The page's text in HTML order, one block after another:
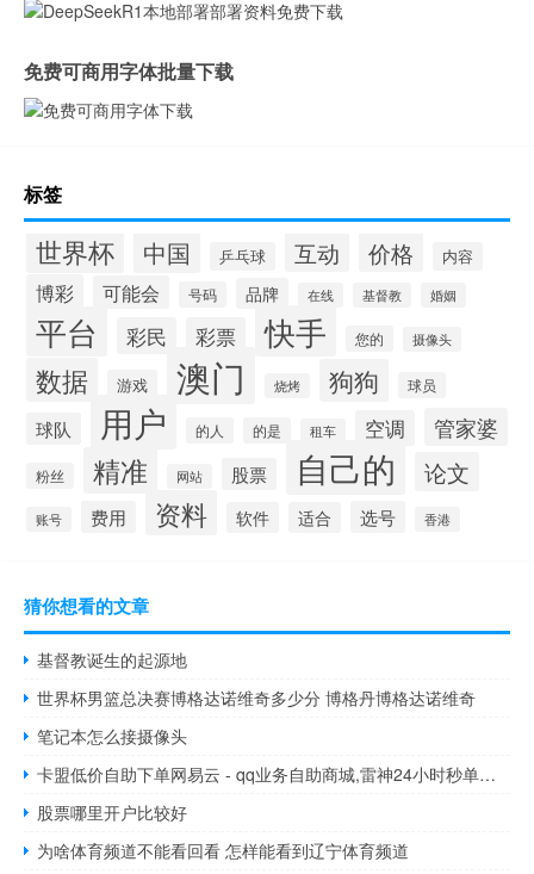
免费可商用字体批量下载
标签
世界杯 中国 乒乓球 互动 价格 内容
博彩 可能会 号码 品牌 在线 基督教 婚姻
平台 彩民 彩票 快手 您的 摄像头
数据 游戏 澳门 烧烤 狗狗 球员
球队 用户 的人 的是 租车 空调 管家婆
粉丝 精准 网站 股票 自己的 论文
账号 费用 资料 软件 适合 选号 香港
猜你想看的文章
基督教诞生的起源地
世界杯男篮总决赛博格达诺维奇多少分 博格丹博格达诺维奇
笔记本怎么接摄像头
卡盟低价自助下单网易云 - qq业务自助商城,雷神24小时秒单业务平台
股票哪里开户比较好
为啥体育频道不能看回看 怎样能看到辽宁体育频道